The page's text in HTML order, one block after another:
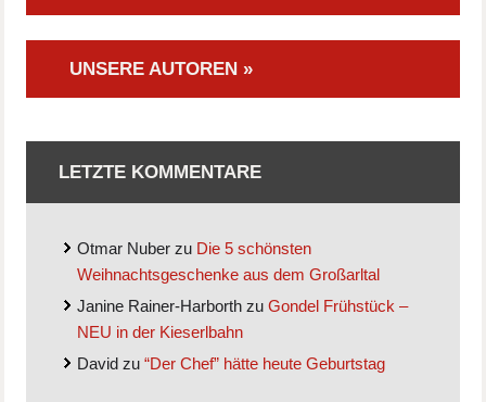
UNSERE AUTOREN »
LETZTE KOMMENTARE
Otmar Nuber zu Die 5 schönsten
Weihnachtsgeschenke aus dem Großarltal
Janine Rainer-Harborth zuGondel Frühstück –
NEU in der Kieserlbahn
David zu“Der Chef” hätte heute Geburtstag